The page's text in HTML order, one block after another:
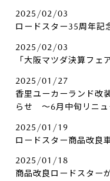
2025/02/03
ロードスター35周年記
2025/02/03
「大阪マツダ決算フェ
2025/01/27
香里ユーカーランド改
らせ ～6月中旬リニュ
2025/01/19
ロードスター商品改良
2025/01/18
商品改良ロードスター